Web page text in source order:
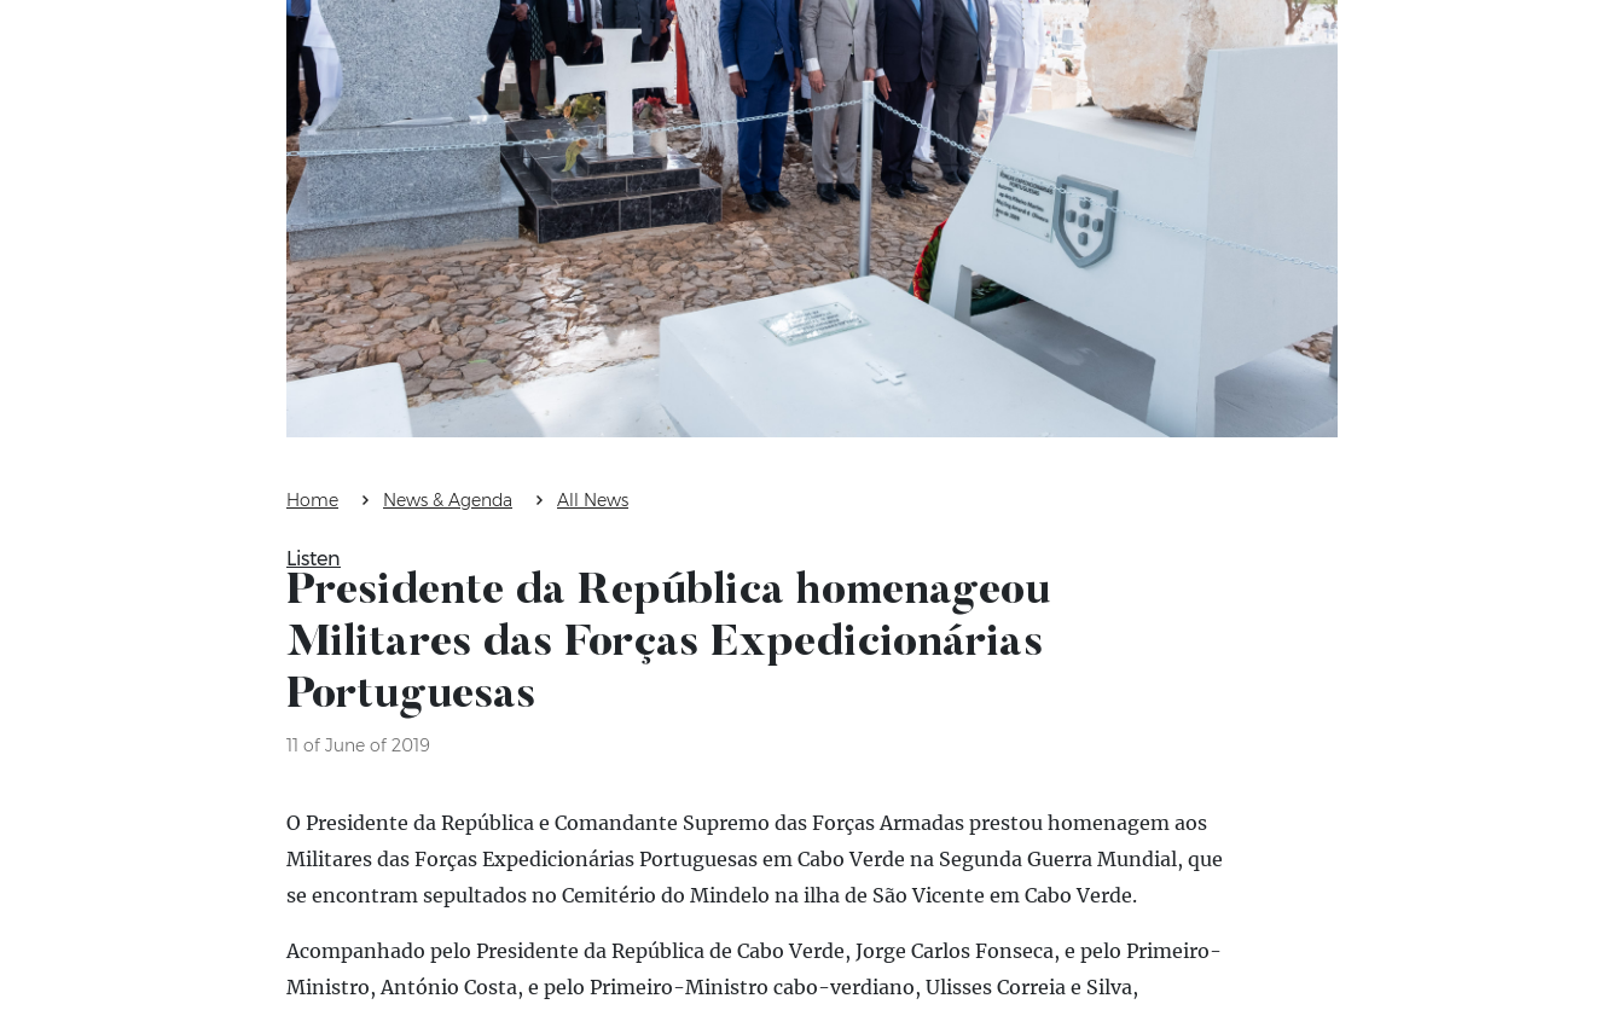
Home News & Agenda All News
Listen
Presidente da República homenageou
Militares das Forças Expedicionárias
Portuguesas
11 of June of 2019
O Presidente da República e Comandante Supremo das Forças Armadas prestou homenagem aos
Militares das Forças Expedicionárias Portuguesas em Cabo Verde na Segunda Guerra Mundial, que
se encontram sepultados no Cemitério do Mindelo na ilha de São Vicente em Cabo Verde.
Acompanhado pelo Presidente da República de Cabo Verde, Jorge Carlos Fonseca, e pelo Primeiro-
Ministro, António Costa, e pelo Primeiro-Ministro cabo-verdiano, Ulisses Correia e Silva,